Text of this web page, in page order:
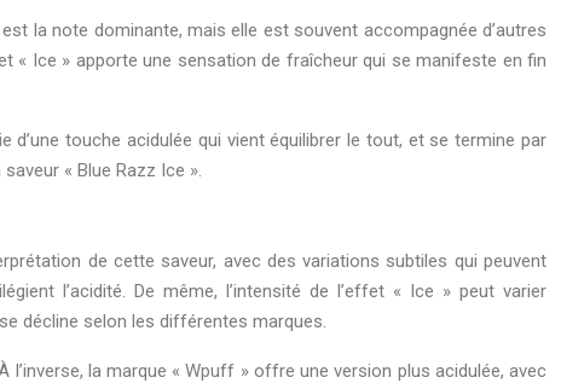
la note dominante, mais elle est souvent accompagnée d’autres
« Ice » apporte une sensation de fraîcheur qui se manifeste en fin
touche acidulée qui vient équilibrer le tout, et se termine par
« Blue Razz Ice ».
de cette saveur, avec des variations subtiles qui peuvent
l’acidité. De même, l’intensité de l’effet « Ice » peut varier
décline selon les différentes marques.
la marque « Wpuff » offre une version plus acidulée, avec